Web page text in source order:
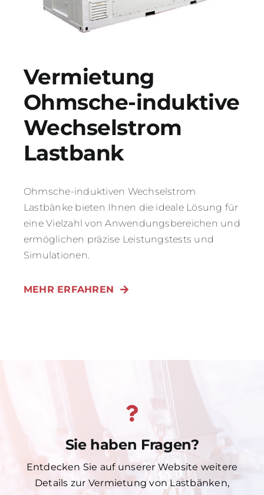
Vermietung
Ohmsche-induktive
Wechselstrom
Lastbank
Ohmsche-induktiven Wechselstrom
Lastbänke bieten Ihnen die ideale Lösung für
eine Vielzahl von Anwendungsbereichen und
ermöglichen präzise Leistungstests und
Simulationen.
MEHR ERFAHREN
Sie haben Fragen?
Entdecken Sie auf unserer Website weitere
Details zur Vermietung von Lastbänken,